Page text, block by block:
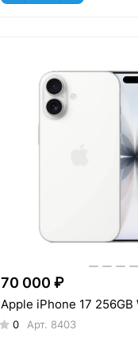
70 000 ₽
Apple iPhone 17 256GB
0 Арт. 8403